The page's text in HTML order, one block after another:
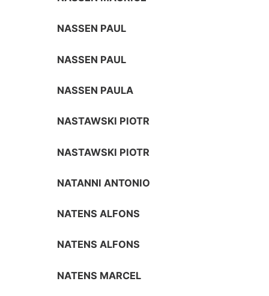
NASSEN PAUL
NASSEN PAUL
NASSEN PAULA
NASTAWSKI PIOTR
NASTAWSKI PIOTR
NATANNI ANTONIO
NATENS ALFONS
NATENS ALFONS
NATENS MARCEL